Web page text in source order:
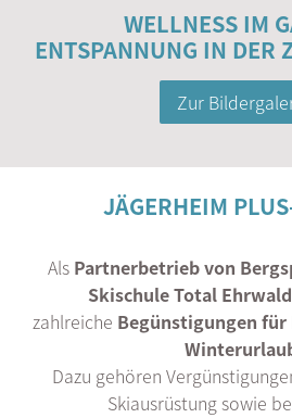
WELLNESS IM
ENTSPANNUNG IN DER
Zur
JÄGERHEIM
Als Partnerbetrieb von
Skischule Total Ehrwald
zahlreiche Begünstigungen
Dazu gehören
Skiausrüstung sowie